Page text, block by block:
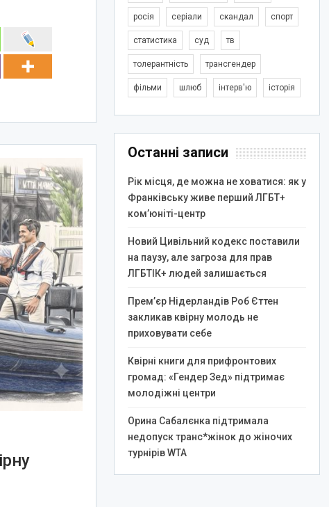
росія серіали скандал спорт
статистика суд тв
толерантність трансгендер
фільми шлюб інтерв'ю історія
Останні записи
Рік місця, де можна не ховатися: як у
Франківську живе перший ЛГБТ+
ком’юніті-центр
Новий Цивільний кодекс поставили
на паузу, але загроза для прав
ЛГБТІК+ людей залишається
Прем’єр Нідерландів Роб Єттен
закликав квірну молодь не
приховувати себе
Квірні книги для прифронтових
громад: «Гендер Зед» підтримає
молодіжні центри
Орина Сабалєнка підтримала
недопуск транс*жінок до жіночих
турнірів WTA